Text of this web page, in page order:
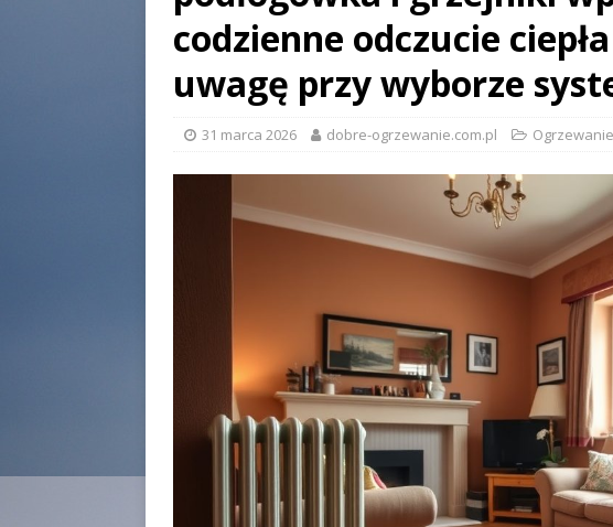
codzienne odczucie
uwagę przy wyborze
31 marca 2026 dobre-ogrzewanie.com.pl